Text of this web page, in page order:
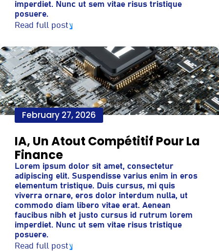
imperdiet. Nunc ut sem vitae risus tristique
posuere.
Read full post
February 27, 2026
IA, Un Atout Compétitif Pour La
Finance
Lorem ipsum dolor sit amet, consectetur
adipiscing elit. Suspendisse varius enim in eros
elementum tristique. Duis cursus, mi quis
viverra ornare, eros dolor interdum nulla, ut
commodo diam libero vitae erat. Aenean
faucibus nibh et justo cursus id rutrum lorem
imperdiet. Nunc ut sem vitae risus tristique
posuere.
Read full post